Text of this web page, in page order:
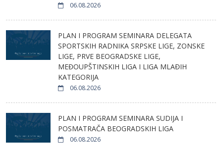
06.08.2026
PLAN I PROGRAM SEMINARA DELEGATA
SPORTSKIH RADNIKA SRPSKE LIGE, ZONSKE
LIGE, PRVE BEOGRADSKE LIGE,
MEĐOUPŠTINSKIH LIGA I LIGA MLAĐIH
KATEGORIJA
06.08.2026
PLAN I PROGRAM SEMINARA SUDIJA I
POSMATRAČA BEOGRADSKIH LIGA
06.08.2026